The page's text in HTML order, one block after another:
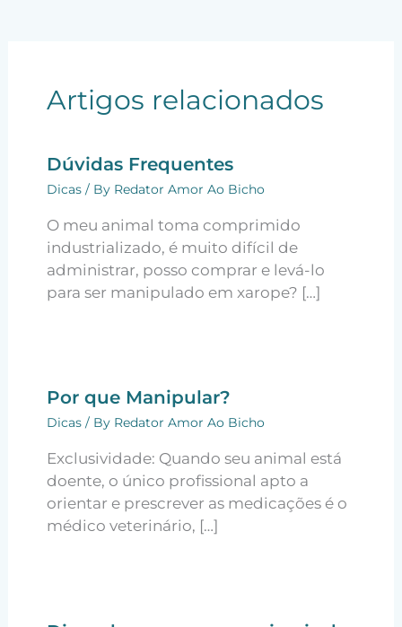
Artigos relacionados
Dúvidas Frequentes
Dicas/ By Redator Amor Ao Bicho
O meu animal toma comprimido
industrializado, é muito difícil de
administrar, posso comprar e levá-lo
para ser manipulado em xarope? […]
Por que Manipular?
Dicas/ By Redator Amor Ao Bicho
Exclusividade: Quando seu animal está
doente, o único profissional apto a
orientar e prescrever as medicações é o
médico veterinário, […]